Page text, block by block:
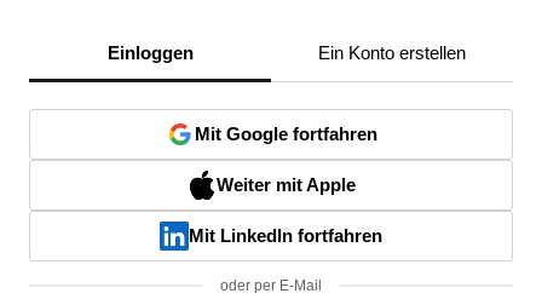
Einloggen Ein Konto erstellen
Mit Google fortfahren
Weiter mit Apple
Mit LinkedIn fortfahren
oder per E-Mail